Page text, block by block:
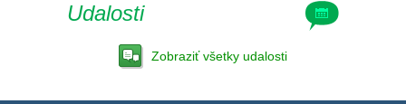
Udalosti
Zobraziť všetky udalosti